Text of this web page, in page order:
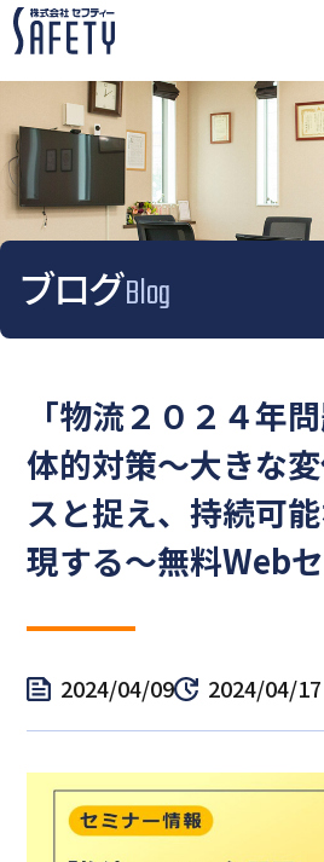
ブログBlog
「物流２０２４年
体的対策～大きな
スと捉え、持続可
現する～無料Web
2024/04/09 2024/04/17